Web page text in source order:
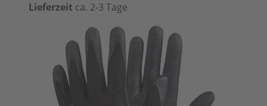
Lieferzeit ca. 2-3 Tage